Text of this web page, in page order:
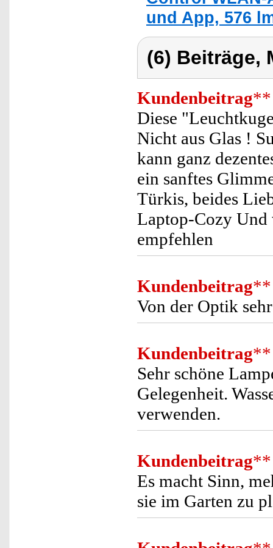
und App, 576
(6) Beiträge,
Kundenbeitrag**
Diese
Nicht aus Glas !
kann ganz
ein sanftes
Türkis, beides
Laptop-Cozy Und
empfehlen
Kundenbeitrag**
Von der Optik
Kundenbeitrag**
Sehr schöne
Gelegenheit.
verwenden.
Kundenbeitrag**
Es macht Sinn,
sie im Garten zu